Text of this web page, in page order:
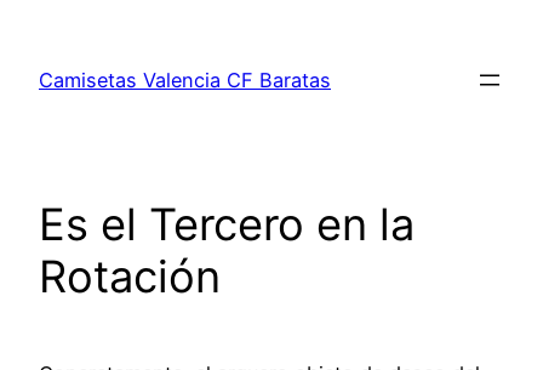
contenido
Camisetas Valencia CF Baratas
Es el Tercero en la
Rotación